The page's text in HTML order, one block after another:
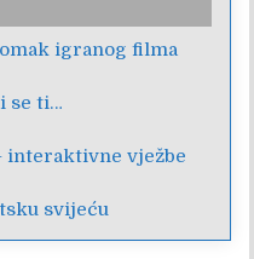
igranog filma
se ti…
interaktivne vježbe
svijeću